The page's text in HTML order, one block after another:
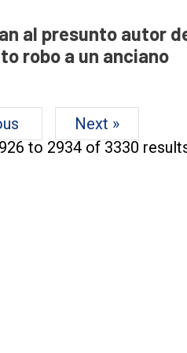
al presunto autor
robo a un anciano
Next »
to 2934 of 3330